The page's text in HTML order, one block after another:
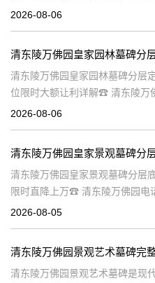
们缅怀先人、寄托哀思的重要场
清
2026-08-06
清东陵万佛园皇家园林墓碑分层
位限时大额让利详解☎ 清东陵万
838-5063清东陵万佛园，作为中
2026-08-06
清东陵万佛园皇家景观墓碑分层
限时直降上万☎ 清东陵万佛园电
5063清东陵万佛园，作为中国历
2026-08-05
清东陵万佛园景观艺术墓碑是现